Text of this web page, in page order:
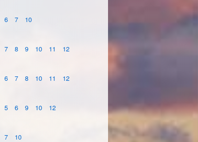
6 7 10
7 8 9 10 11 12
6 7 8 10 11 12
5 6 9 10 12
7 10